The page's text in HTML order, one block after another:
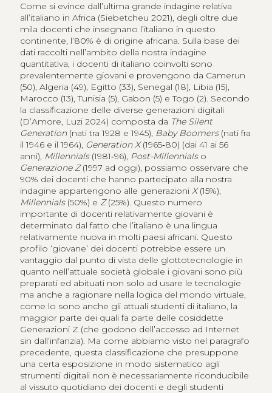
Come si evince dall’ultima grande indagine relativa
all’italiano in Africa (Siebetcheu 2021), degli oltre due
mila docenti che insegnano l’italiano in questo
continente, l’80% è di origine africana. Sulla base dei
dati raccolti nell’ambito della nostra indagine
quantitativa, i docenti di italiano coinvolti sono
prevalentemente giovani e provengono da Camerun
(50), Algeria (49), Egitto (33), Senegal (18), Libia (15),
Marocco (13), Tunisia (5), Gabon (5) e Togo (2). Secondo
la classificazione delle diverse generazioni digitali
(D’Amore, Luzi 2024) composta da The Silent
Generation(nati tra 1928 e 1945), Baby Boomers(nati fra
il 1946 e il 1964), Generation X(1965‑80) (dai 41 ai 56
anni), Millennials(1981‑96), Post-Millennialso
Generazione Z(1997 ad oggi), possiamo osservare che
90% dei docenti che hanno partecipato alla nostra
indagine appartengono alle generazioni X(15%),
Millennials (50%) e Z(25%). Questo numero
importante di docenti relativamente giovani è
determinato dal fatto che l’italiano è una lingua
relativamente nuova in molti paesi africani. Questo
profilo ‘giovane’ dei docenti potrebbe essere un
vantaggio dal punto di vista delle glottotecnologie in
quanto nell’attuale società globale i giovani sono più
preparati ed abituati non solo ad usare le tecnologie
ma anche a ragionare nella logica del mondo virtuale,
come lo sono anche gli attuali studenti di italiano, la
maggior parte dei quali fa parte delle cosiddette
Generazioni Z (che godono dell’accesso ad Internet
sin dall’infanzia). Ma come abbiamo visto nel paragrafo
precedente, questa classificazione che presuppone
una certa esposizione in modo sistematico agli
strumenti digitali non è necessariamente riconducibile
al vissuto quotidiano dei docenti e degli studenti